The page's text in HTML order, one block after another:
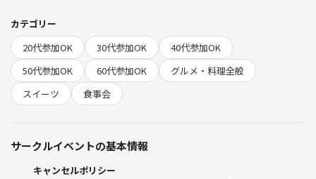
ご了承ください。
カテゴリー
20代参加OK
30代参加OK
40代参加OK
50代参加OK
60代参加OK
グルメ・料理全般
スイーツ
食事会
サークルイベントの基本情報
キャンセルポリシー